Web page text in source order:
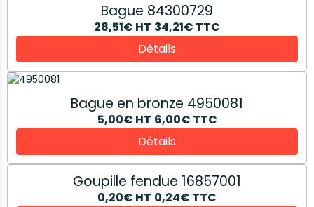
Bague 84300729
28,51€ HT 34,21€ TTC
Détails
Bague en bronze 4950081
5,00€ HT 6,00€ TTC
Détails
Goupille fendue 16857001
0,20€ HT 0,24€ TTC